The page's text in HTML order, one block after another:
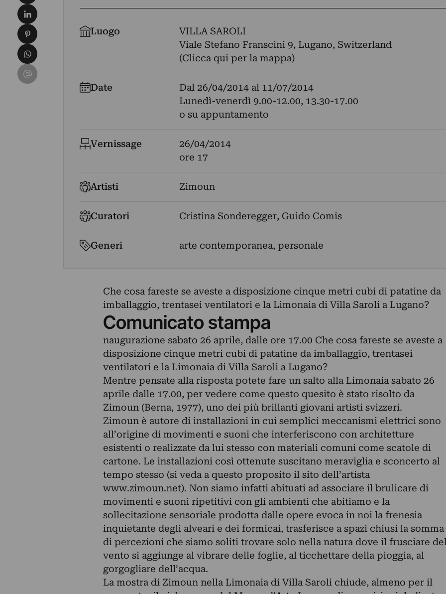
Luogo
VILLA SAROLI
Viale Stefano Franscini 9, Lugano, Switzerland
(Clicca qui per la mappa)
Date Dal 26/04/2014al 11/07/2014
Lunedì-venerdì 9.00-12.00, 13.30-17.00
o su appuntamento
Vernissage
26/04/2014
ore 17
Artisti Zimoun
Curatori Cristina Sonderegger, Guido Comis
Generi arte contemporanea, personale
Che cosa fareste se aveste a disposizione cinque metri cubi di patatine da
imballaggio, trentasei ventilatori e la Limonaia di Villa Saroli a Lugano?
Comunicato stampa
naugurazione sabato 26 aprile, dalle ore 17.00 Che cosa fareste se aveste a
disposizione cinque metri cubi di patatine da imballaggio, trentasei
ventilatori e la Limonaia di Villa Saroli a Lugano?
Mentre pensate alla risposta potete fare un salto alla Limonaia sabato 26
aprile dalle 17.00, per vedere come questo quesito è stato risolto da
Zimoun (Berna, 1977), uno dei più brillanti giovani artisti svizzeri.
Zimoun è autore di installazioni in cui semplici meccanismi elettrici sono
all’origine di movimenti e suoni che interferiscono con architetture
esistenti o realizzate da lui stesso con materiali comuni come scatole di
cartone. Le installazioni così ottenute suscitano meraviglia e sconcerto al
tempo stesso (si veda a questo proposito il sito dell’artista
www.zimoun.net). Non siamo infatti abituati ad associare il brulicare di
movimenti e suoni ripetitivi con gli ambienti che abitiamo e la
sollecitazione sensoriale prodotta dalle opere evoca in noi la frenesia
inquietante degli alveari e dei formicai, trasferisce a spazi chiusi la somma
di percezioni che siamo soliti trovare solo nella natura dove il frusciare
vento si aggiunge al vibrare delle foglie, al ticchettare della pioggia, al
gorgogliare dell’acqua.
La mostra di Zimoun nella Limonaia di Villa Saroli chiude, almeno per il
Condividi su LinkedIn
Condividi su Pinterest
Condividi su WhatsApp
Condividi su Email